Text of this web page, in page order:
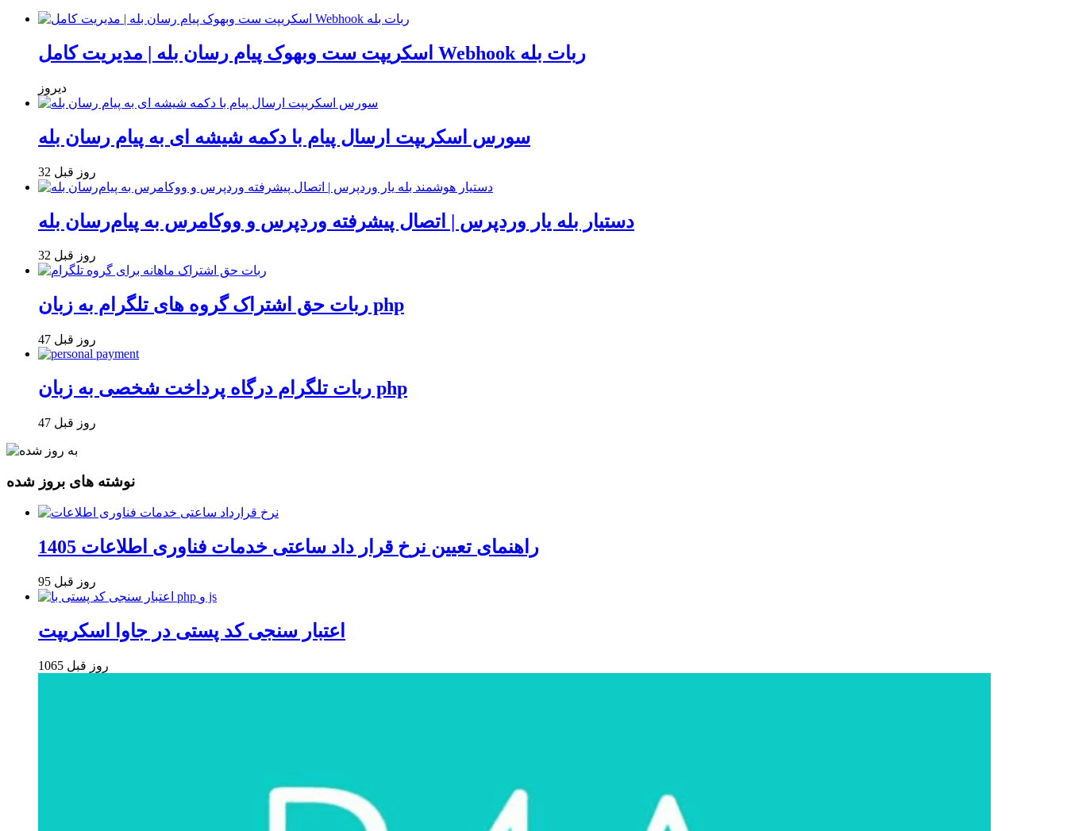
اسکریپت ست وبهوک پیام رسان بله | مدیریت کامل Webhook ربات بله
دیروز
سورس اسکریپت ارسال پیام با دکمه شیشه ای به پیام رسان بله
32 روز قبل
دستیار بله یار وردپرس | اتصال پیشرفته وردپرس و ووکامرس به پیام‌رسان بله
32 روز قبل
ربات حق اشتراک گروه های تلگرام به زبان php
47 روز قبل
ربات تلگرام درگاه پرداخت شخصی به زبان php
47 روز قبل
نوشته های بروز شده
راهنمای تعیین نرخ قرار داد ساعتی خدمات فناوری اطلاعات 1405
95 روز قبل
اعتبار سنجی کد پستی در جاوا اسکریپت
1065 روز قبل